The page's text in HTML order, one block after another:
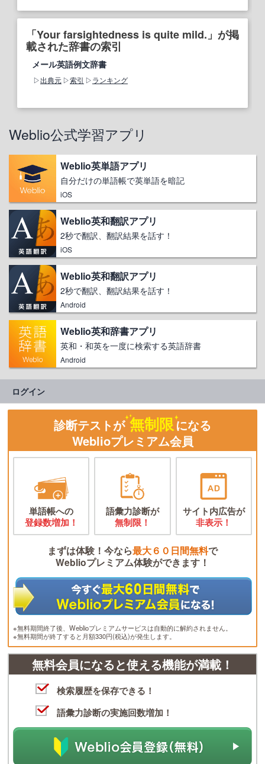
「Your farsightedness is quite mild.」が掲
載された辞書の索引
メール英語例文辞書
出典元 索引 ランキング
Weblio公式学習アプリ
Weblio英単語アプリ
自分だけの単語帳で英単語を暗記
iOS
Weblio英和翻訳アプリ
2秒で翻訳、翻訳結果を話す！
iOS
Weblio英和翻訳アプリ
2秒で翻訳、翻訳結果を話す！
Android
Weblio英和辞書アプリ
英和・和英を一度に検索する英語辞書
Android
ログイン
診断テストが 無制限になる
Weblioプレミアム会員
単語帳への
登録数増加！
語彙力診断が
無制限！
サイト内広告が
非表示！
まずは体験！今なら最大６０日間無料で
Weblioプレミアム体験ができます！
※無料期間終了後、Weblioプレミアムサービスは自動的に解約されません。
※無料期間が終了すると月額330円(税込)が発生します。
無料会員になると使える機能が満載！
検索履歴を保存できる！
語彙力診断の実施回数増加！